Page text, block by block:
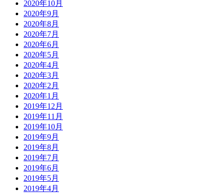
2020年10月
2020年9月
2020年8月
2020年7月
2020年6月
2020年5月
2020年4月
2020年3月
2020年2月
2020年1月
2019年12月
2019年11月
2019年10月
2019年9月
2019年8月
2019年7月
2019年6月
2019年5月
2019年4月